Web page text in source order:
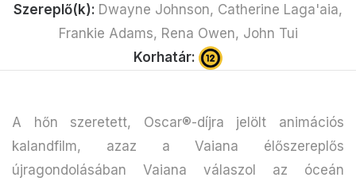
Szereplő(k): Dwayne Johnson, Catherine Laga'aia,
Frankie Adams, Rena Owen, John Tui
Korhatár:
A hőn szeretett, Oscar®-díjra jelölt animációs
kalandfilm, azaz a Vaiana élőszereplős
újragondolásában Vaiana válaszol az óceán